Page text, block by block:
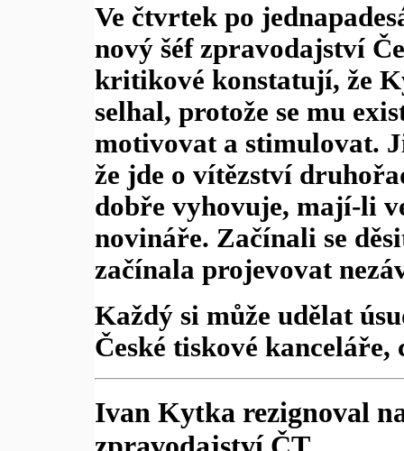
Ve čtvrtek po
nový šéf zpravodajství
kritikové konstatují, že
selhal, protože se mu
motivovat a stimulovat.
že jde o vítězství
dobře vyhovuje, mají-li
novináře. Začínali se
začínala projevovat
Každý si může udělat
České tiskové
Ivan Kytka rezignoval